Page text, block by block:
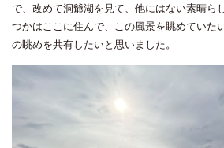
で、改めて洞爺湖を見て、他にはない素晴ら
つかはここに住んで、この風景を眺めていた
の眺めを共有したいと思いました。